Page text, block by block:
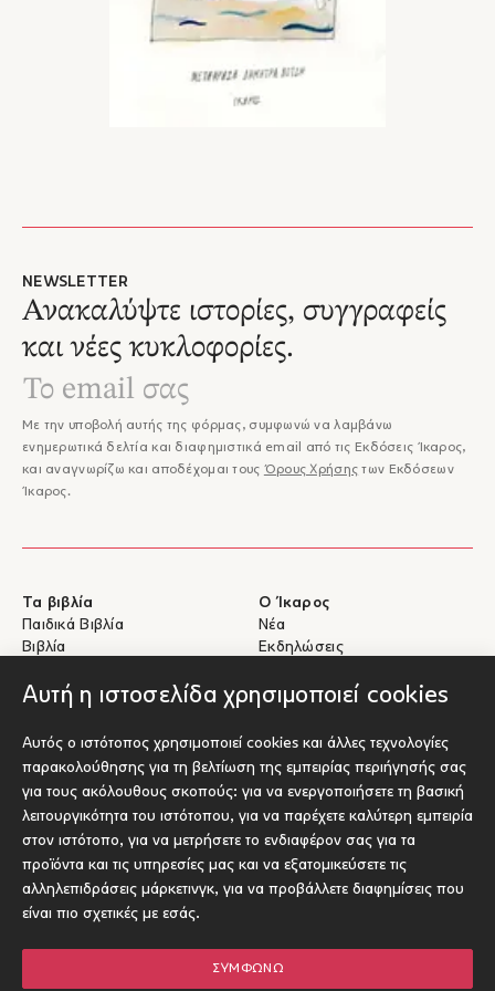
Αυτή η ιστοσελίδα χρησιμοποιεί cookies
Αυτός ο ιστότοπος χρησιμοποιεί cookies και άλλες τεχνολογίες
παρακολούθησης για τη βελτίωση της εμπειρίας περιήγησής σας
για τους ακόλουθους σκοπούς: για να ενεργοποιήσετε τη βασική
λειτουργικότητα του ιστότοπου, για να παρέχετε καλύτερη εμπειρία
στον ιστότοπο, για να μετρήσετε το ενδιαφέρον σας για τα
προϊόντα και τις υπηρεσίες μας και να εξατομικεύσετε τις
αλληλεπιδράσεις μάρκετινγκ, για να προβάλλετε διαφημίσεις που
είναι πιο σχετικές με εσάς.
ΣΥΜΦΩΝΏ
NEWSLETTER
Ανακαλύψτε ιστορίες, συγγραφείς
και νέες κυκλοφορίες.
Με την υποβολή αυτής της φόρμας, συμφωνώ να λαμβάνω
ενημερωτικά δελτία και διαφημιστικά email από τις Εκδόσεις Ίκαρος,
και αναγνωρίζω και αποδέχομαι τους Όρους Χρήσης των Εκδόσεων
Ίκαρος.
Τα βιβλία
Παιδικά Βιβλία
Βιβλία
Ο Ίκαρος
Νέα
Εκδηλώσεις
Βοήθεια
Αποστολές & Επιστροφές
Πληρωμές & Ασφάλεια
Σχετικά με τα eBooks
Επικοινωνία
Για Συγγραφείς
Υποβολή έργου προς έκδοση
Socials